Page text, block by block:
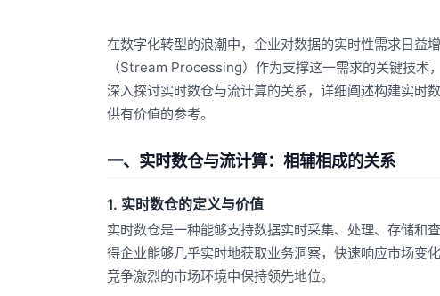
在数字化转型的浪潮中，企业对数据的实时性需求日
（Stream Processing）作为支撑这一需求的关键技术
深入探讨实时数仓与流计算的关系，详细阐述构建实时
供有价值的参考。
一、实时数仓与流计算：相辅相成的关系
1. 实时数仓的定义与价值
实时数仓是一种能够支持数据实时采集、处理、存储和
得企业能够几乎实时地获取业务洞察，快速响应市场变
竞争激烈的市场环境中保持领先地位。